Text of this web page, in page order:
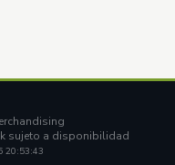
sujeto a disponibilidad
20:53:43